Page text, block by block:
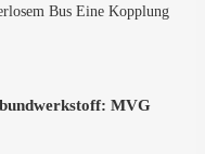
Bus Eine Kopp­lung
MVG